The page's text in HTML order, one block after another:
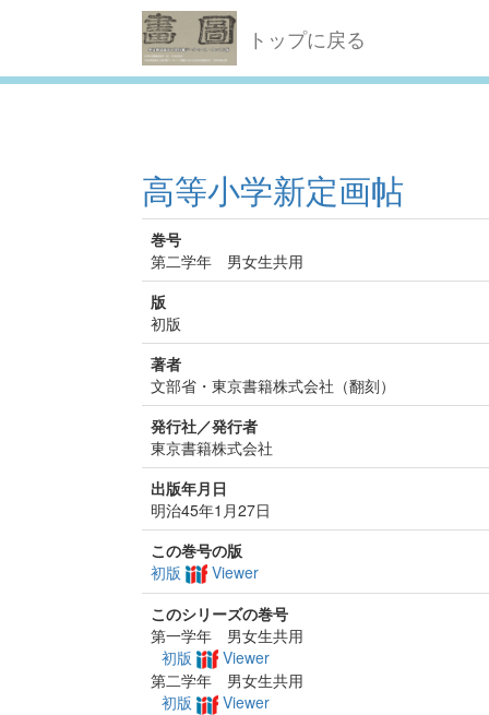
トップに戻る
高等小学新定画帖
巻号
第二学年 男女生共用
版
初版
著者
文部省・東京書籍株式会社（翻刻）
発行社／発行者
東京書籍株式会社
出版年月日
明治45年1月27日
この巻号の版
初版
Viewer
このシリーズの巻号
第一学年 男女生共用
初版
Viewer
第二学年 男女生共用
初版
Viewer